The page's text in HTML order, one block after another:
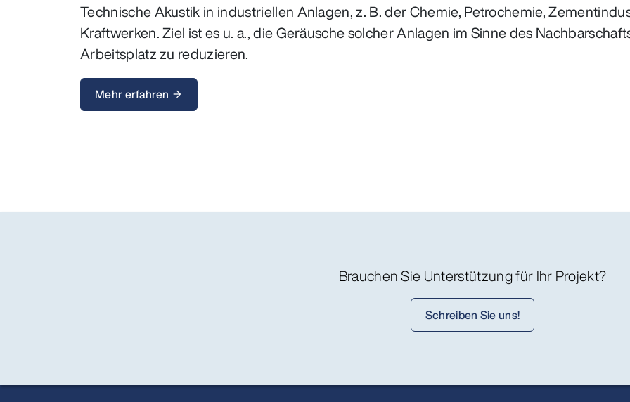
Technische Akustik in industriellen Anlagen, z. B. der Chemie, Petrochemie,
Kraftwerken. Ziel ist es u. a., die Geräusche solcher Anlagen im Sinne des
Arbeitsplatz zu reduzieren.
Mehr erfahren arrow_forward
Brauchen Sie Unterstützung für Ihr Projekt?
Schreiben Sie uns!